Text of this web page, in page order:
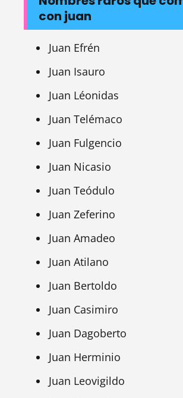
con juan
Juan Efrén
Juan Isauro
Juan Léonidas
Juan Telémaco
Juan Fulgencio
Juan Nicasio
Juan Teódulo
Juan Zeferino
Juan Amadeo
Juan Atilano
Juan Bertoldo
Juan Casimiro
Juan Dagoberto
Juan Herminio
Juan Leovigildo